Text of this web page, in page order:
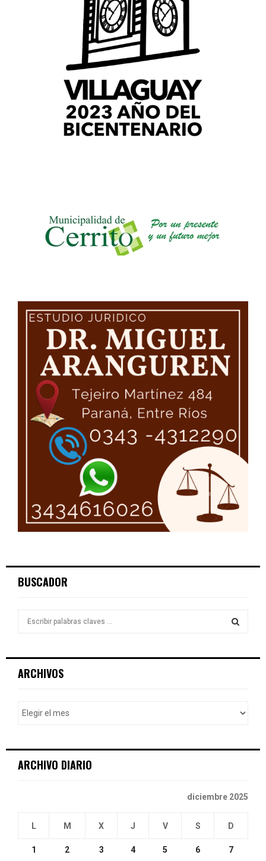
BUSCADOR
h
ARCHIVOS
ARCHIVO DIARIO
diciembre 2025
L M X J V S D
1 2 3 4 5 6 7